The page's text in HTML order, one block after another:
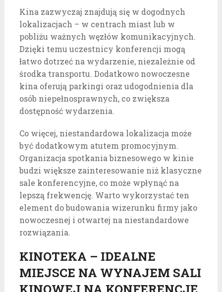
Kina zazwyczaj znajdują się w dogodnych
lokalizacjach – w centrach miast lub w
pobliżu ważnych węzłów komunikacyjnych.
Dzięki temu uczestnicy konferencji mogą
łatwo dotrzeć na wydarzenie, niezależnie od
środka transportu. Dodatkowo nowoczesne
kina oferują parkingi oraz udogodnienia dla
osób niepełnosprawnych, co zwiększa
dostępność wydarzenia.
Co więcej, niestandardowa lokalizacja może
być dodatkowym atutem promocyjnym.
Organizacja spotkania biznesowego w kinie
budzi większe zainteresowanie niż klasyczne
sale konferencyjne, co może wpłynąć na
lepszą frekwencję. Warto wykorzystać ten
element do budowania wizerunku firmy jako
nowoczesnej i otwartej na niestandardowe
rozwiązania.
KINOTEKA – IDEALNE
MIEJSCE NA WYNAJEM SALI